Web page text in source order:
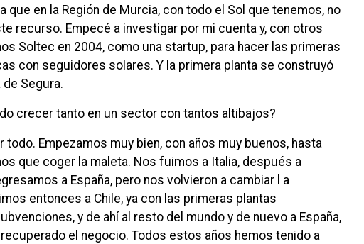
que en la Región de Murcia, con todo el Sol que tenemos, no
recurso. Empecé a investigar por mi cuenta y, con otros
Soltec en 2004, como una startup, para hacer las primeras
con seguidores solares. Y la primera planta se construyó
de Segura.
crecer tanto en un sector con tantos altibajos?
todo. Empezamos muy bien, con años muy buenos, hasta
que coger la maleta. Nos fuimos a Italia, después a
a España, pero nos volvieron a cambiar l a
entonces a Chile, ya con las primeras plantas
y de ahí al resto del mundo y de nuevo a España,
el negocio. Todos estos años hemos tenido a